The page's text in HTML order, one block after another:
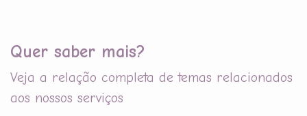
Quer saber mais?
Veja a relação completa de temas relacionados
aos nossos serviços